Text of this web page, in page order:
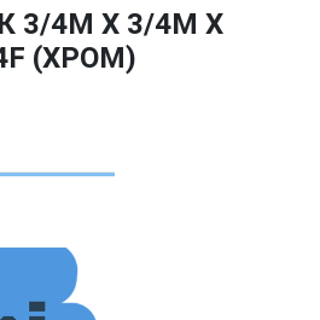
3/4M X 3/4M X
(ХРОМ)